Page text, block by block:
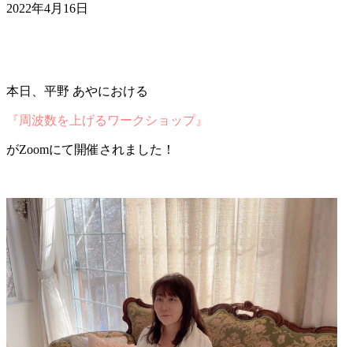
2022年4月16日
本日、平野 あやにおける
『周波数を上げるワークショップ』
がZoomにて開催されました！